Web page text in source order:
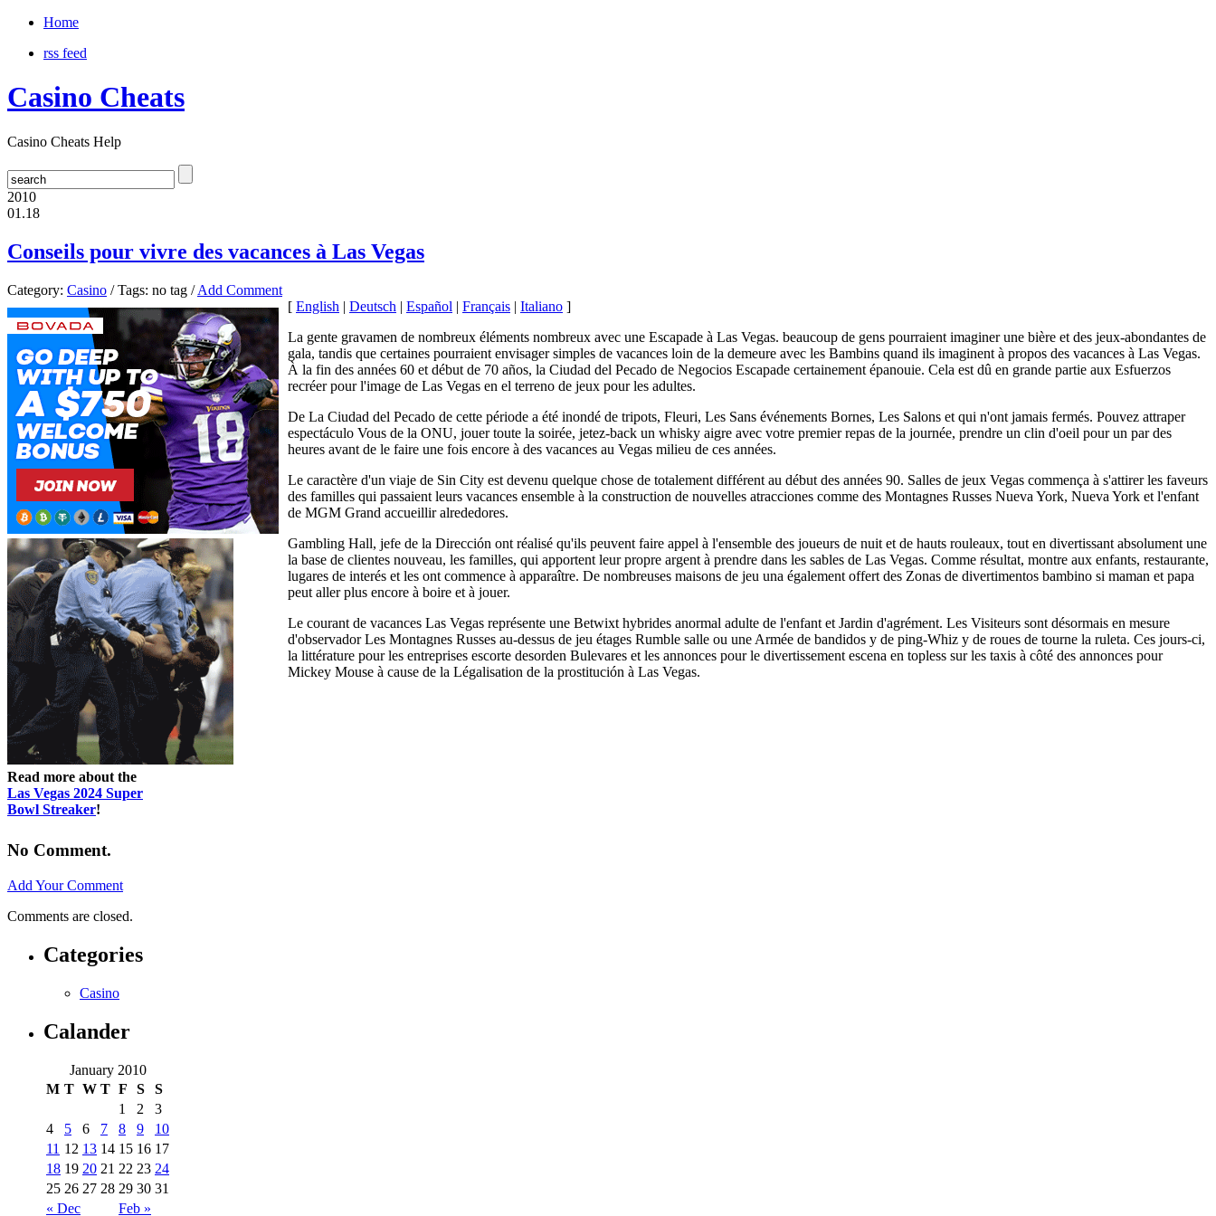
Home
rss feed
Casino Cheats
Casino Cheats Help
2010
01.18
Conseils pour vivre des vacances à Las Vegas
Category: Casino / Tags: no tag /Add Comment
Read more about the
Las Vegas 2024 Super
Bowl Streaker!
[ English | Deutsch | Español | Français | Italiano ]
La gente gravamen de nombreux éléments nombreux avec une Escapade à Las Vegas. beaucoup de gens pourraient imaginer une bière et des jeux-abondantes de
gala, tandis que certaines pourraient envisager simples de vacances loin de la demeure avec les Bambins quand ils imaginent à propos des vacances à Las Vegas.
À la fin des années 60 et début de 70 años, la Ciudad del Pecado de Negocios Escapade certainement épanouie. Cela est dû en grande partie aux Esfuerzos
recréer pour l'image de Las Vegas en el terreno de jeux pour les adultes.
De La Ciudad del Pecado de cette période a été inondé de tripots, Fleuri, Les Sans événements Bornes, Les Salons et qui n'ont jamais fermés. Pouvez attraper
espectáculo Vous de la ONU, jouer toute la soirée, jetez-back un whisky aigre avec votre premier repas de la journée, prendre un clin d'oeil pour un par des
heures avant de le faire une fois encore à des vacances au Vegas milieu de ces années.
Le caractère d'un viaje de Sin City est devenu quelque chose de totalement différent au début des années 90. Salles de jeux Vegas commença à s'attirer les faveurs
des familles qui passaient leurs vacances ensemble à la construction de nouvelles atracciones comme des Montagnes Russes Nueva York, Nueva York et l'enfant
de MGM Grand accueillir alrededores.
Gambling Hall, jefe de la Dirección ont réalisé qu'ils peuvent faire appel à l'ensemble des joueurs de nuit et de hauts rouleaux, tout en divertissant absolument une
la base de clientes nouveau, les familles, qui apportent leur propre argent à prendre dans les sables de Las Vegas. Comme résultat, montre aux enfants, restaurante,
lugares de interés et les ont commence à apparaître. De nombreuses maisons de jeu una également offert des Zonas de divertimentos bambino si maman et papa
peut aller plus encore à boire et à jouer.
Le courant de vacances Las Vegas représente une Betwixt hybrides anormal adulte de l'enfant et Jardin d'agrément. Les Visiteurs sont désormais en mesure
d'observador Les Montagnes Russes au-dessus de jeu étages Rumble salle ou une Armée de bandidos y de ping-Whiz y de roues de tourne la ruleta. Ces jours-ci,
la littérature pour les entreprises escorte desorden Bulevares et les annonces pour le divertissement escena en topless sur les taxis à côté des annonces pour
Mickey Mouse à cause de la Légalisation de la prostitución à Las Vegas.
No Comment.
Add Your Comment
Comments are closed.
Categories
Casino
Calander
January 2010
M T W T F S S
« Dec Feb »
1 2
3
4
5 6 7 8 9
10
11 12 13 14 15 16 17
18 19 20 21 22 23 24
25 26 27 28 29 30 31